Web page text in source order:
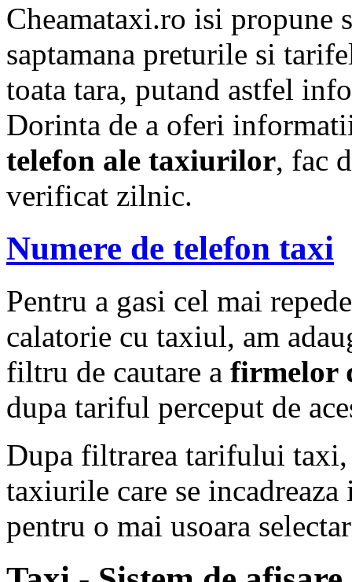
Cheamataxi.ro isi propune
saptamana preturile si
toata tara, putand astfel
Dorinta de a oferi
telefon ale taxiurilor, fac
verificat zilnic.
Numere de telefon taxi
Pentru a gasi cel mai
calatorie cu taxiul, am
filtru de cautare a firmelor
dupa tariful perceput de
Dupa filtrarea tarifului
taxiurile care se
pentru o mai usoara